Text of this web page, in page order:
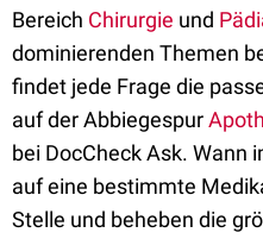
Bereich Chirurgie und
dominierenden Themen
findet jede Frage die
auf der Abbiegespur
bei DocCheck Ask. Wann
auf eine bestimmte
Stelle und beheben die